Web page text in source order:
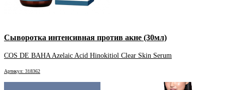
Сыворотка интенсивная против акне (30мл)
COS DE BAHA Azelaic Acid Hinokitiol Clear Skin Serum
Артикул: 318362